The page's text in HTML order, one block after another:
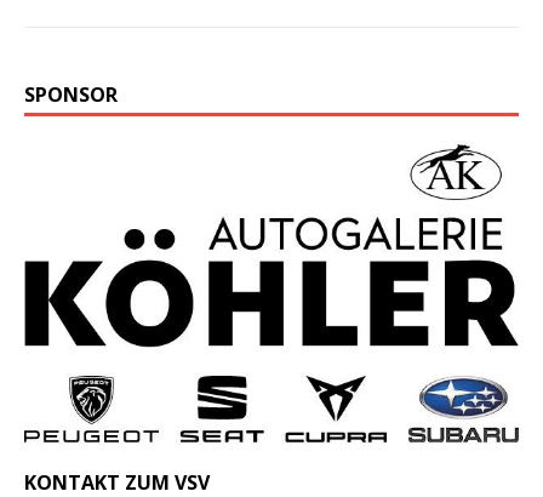
SPONSOR
KONTAKT ZUM VSV